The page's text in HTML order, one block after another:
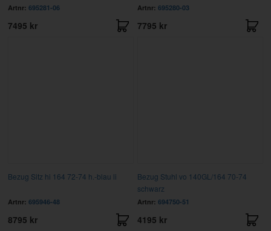
Artnr: 695281-06
7495 kr
Artnr: 695280-03
7795 kr
Bezug Sitz hi 164 72-74 h.-blau li
Artnr: 695946-48
8795 kr
Bezug Stuhl vo 140GL/164 70-74
schwarz
Artnr: 694750-51
4195 kr